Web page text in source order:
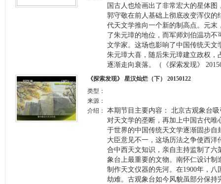
国古人也绘画出了非常宏大的星体
郭守敬在前人基础上彻底改变浑仪的
代天文学推向一个新的制高点。元末
了朱元璋的地位，而军师刘伯温功
文学家。这场也影响了中国传统天文
朱元璋大喜，随后朱元璋建立政权，
逐渐走向衰落。（《探索发现》
《探索发现》 星汉灿烂（下） 20150122
类型：
来源：
介绍：
本期节目主要内容： 北京古观象台
对天文学的垄断，再加上中国古代唯
于世界的中国传统天文学逐渐固步自
大臣意见不一，这场历法之争使西
合中西天文知识，亲自主持监制了六
象台上最重要的文物。南怀仁设计制
制作天文仪器的先河。在1900年，
劫难。古观象台如今风貌虽部分保持